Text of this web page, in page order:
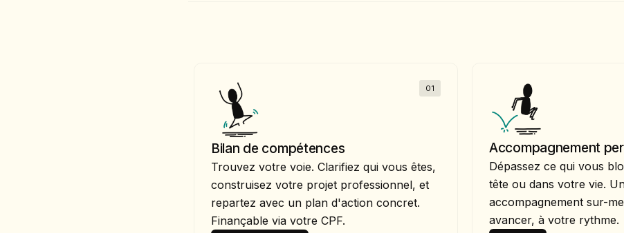
01
Bilan de compétences
Trouvez votre voie. Clarifiez qui vous êtes,
construisez votre projet professionnel, et
repartez avec un plan d'action concret.
Finançable via votre CPF.
Accompagnement
Dépassez ce qui vous
tête ou dans votre vie.
accompagnement sur-
avancer, à votre rythme.